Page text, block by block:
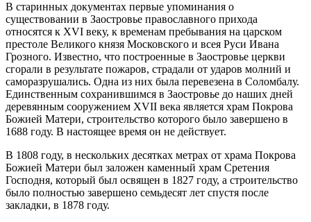
В старинных документах первые упоминания о
существовании в Заостровье православного прихода
относятся к XVI веку, к временам пребывания на царском
престоле Великого князя Московского и всея Руси Ивана
Грозного. Известно, что построенные в Заостровье церкви
сгорали в результате пожаров, страдали от ударов молний и
саморазрушались. Одна из них была перевезена в Соломбалу.
Единственным сохранившимся в Заостровье до наших дней
деревянным сооружением XVII века является храм Покрова
Божией Матери, строительство которого было завершено в
1688 году. В настоящее время он не действует.
В 1808 году, в нескольких десятках метрах от храма Покрова
Божией Матери был заложен каменный храм Сретения
Господня, который был освящен в 1827 году, а строительство
было полностью завершено семьдесят лет спустя после
закладки, в 1878 году.